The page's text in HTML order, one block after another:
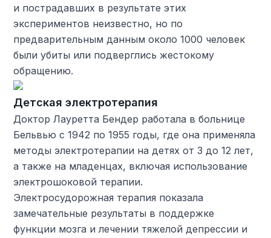
и пострадавших в результате этих
экспериментов неизвестно, но по
предварительным данным около 1000 человек
были убиты или подверглись жестокому
обращению.
Детская электротерапия
Доктор Лауретта Бендер работала в больнице
Бельвью с 1942 по 1955 годы, где она применяла
методы электротерапии на детях от 3 до 12 лет,
а также на младенцах, включая использование
электрошоковой терапии.
Электросудорожная терапия показала
замечательные результаты в поддержке
функции мозга и лечении тяжелой депрессии и